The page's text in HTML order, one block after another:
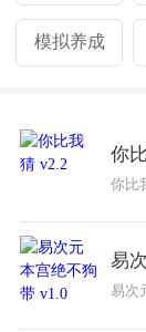
模拟养成
你
你比
易
易次